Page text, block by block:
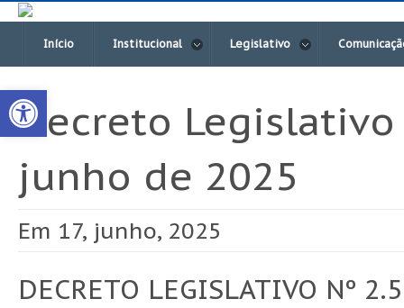
Open toolbar
Início Institucional Legislativo
Decreto Legislativo
junho de 2025
Em 17, junho, 2025
DECRETO LEGISLATIVO Nº